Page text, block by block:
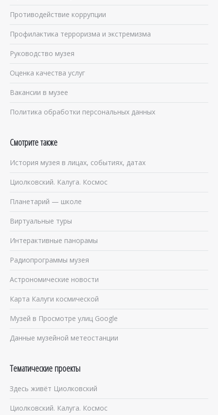
Противодействие коррупции
Профилактика терроризма и экстремизма
Руководство музея
Оценка качества услуг
Вакансии в музее
Политика обработки персональных данных
Смотрите также
История музея в лицах, событиях, датах
Циолковский. Калуга. Космос
Планетарий — школе
Виртуальные туры
Интерактивные панорамы
Радиопрограммы музея
Астрономические новости
Карта Калуги космической
Музей в Просмотре улиц Google
Данные музейной метеостанции
Тематические проекты
Здесь живёт Циолковский
Циолковский. Калуга. Космос